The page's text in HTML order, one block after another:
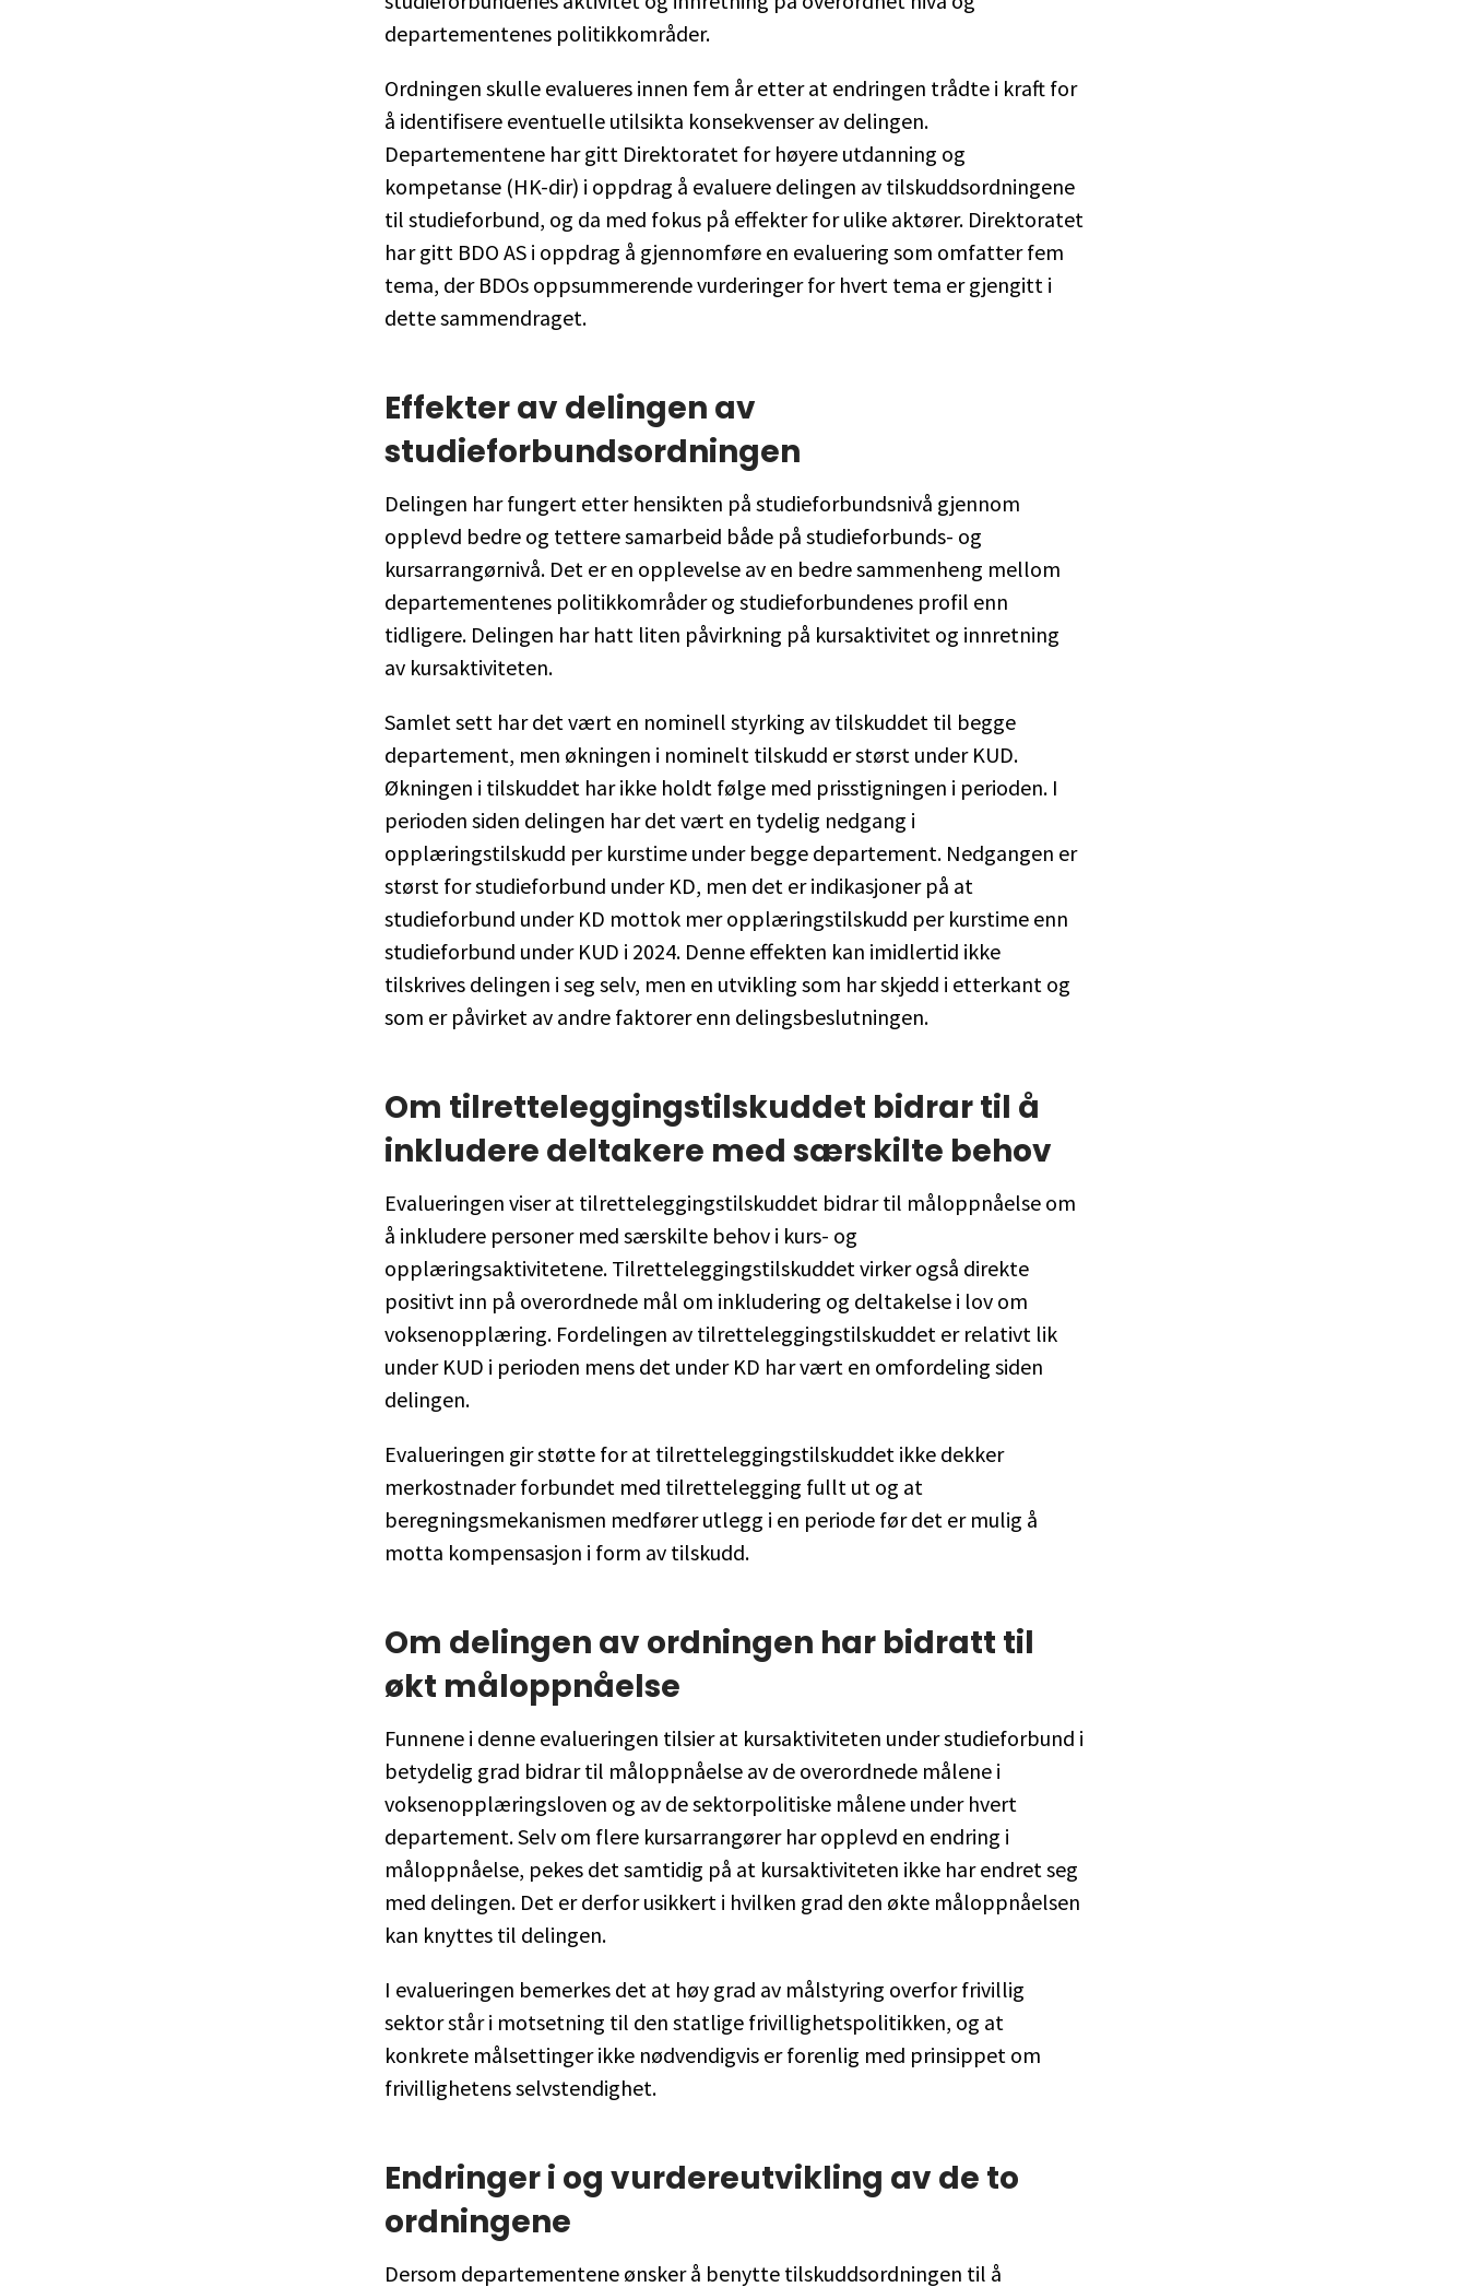
departementenes politikkområder.
Ordningen skulle evalueres innen fem år etter at endringen trådte i kraft for
å identifisere eventuelle utilsikta konsekvenser av delingen.
Departementene har gitt Direktoratet for høyere utdanning og
kompetanse (HK-dir) i oppdrag å evaluere delingen av tilskuddsordningene
til studieforbund, og da med fokus på effekter for ulike aktører. Direktoratet
har gitt BDO AS i oppdrag å gjennomføre en evaluering som omfatter fem
tema, der BDOs oppsummerende vurderinger for hvert tema er gjengitt i
dette sammendraget.
Effekter av delingen av
studieforbundsordningen
Delingen har fungert etter hensikten på studieforbundsnivå gjennom
opplevd bedre og tettere samarbeid både på studieforbunds- og
kursarrangørnivå. Det er en opplevelse av en bedre sammenheng mellom
departementenes politikkområder og studieforbundenes profil enn
tidligere. Delingen har hatt liten påvirkning på kursaktivitet og innretning
av kursaktiviteten.
Samlet sett har det vært en nominell styrking av tilskuddet til begge
departement, men økningen i nominelt tilskudd er størst under KUD.
Økningen i tilskuddet har ikke holdt følge med prisstigningen i perioden. I
perioden siden delingen har det vært en tydelig nedgang i
opplæringstilskudd per kurstime under begge departement. Nedgangen er
størst for studieforbund under KD, men det er indikasjoner på at
studieforbund under KD mottok mer opplæringstilskudd per kurstime enn
studieforbund under KUD i 2024. Denne effekten kan imidlertid ikke
tilskrives delingen i seg selv, men en utvikling som har skjedd i etterkant og
som er påvirket av andre faktorer enn delingsbeslutningen.
Om tilretteleggingstilskuddet bidrar til å
inkludere deltakere med særskilte behov
Evalueringen viser at tilretteleggingstilskuddet bidrar til måloppnåelse om
å inkludere personer med særskilte behov i kurs- og
opplæringsaktivitetene. Tilretteleggingstilskuddet virker også direkte
positivt inn på overordnede mål om inkludering og deltakelse i lov om
voksenopplæring. Fordelingen av tilretteleggingstilskuddet er relativt lik
under KUD i perioden mens det under KD har vært en omfordeling siden
delingen.
Evalueringen gir støtte for at tilretteleggingstilskuddet ikke dekker
merkostnader forbundet med tilrettelegging fullt ut og at
beregningsmekanismen medfører utlegg i en periode før det er mulig å
motta kompensasjon i form av tilskudd.
Om delingen av ordningen har bidratt til
økt måloppnåelse
Funnene i denne evalueringen tilsier at kursaktiviteten under studieforbund i
betydelig grad bidrar til måloppnåelse av de overordnede målene i
voksenopplæringsloven og av de sektorpolitiske målene under hvert
departement. Selv om flere kursarrangører har opplevd en endring i
måloppnåelse, pekes det samtidig på at kursaktiviteten ikke har endret seg
med delingen. Det er derfor usikkert i hvilken grad den økte måloppnåelsen
kan knyttes til delingen.
I evalueringen bemerkes det at høy grad av målstyring overfor frivillig
sektor står i motsetning til den statlige frivillighetspolitikken, og at
konkrete målsettinger ikke nødvendigvis er forenlig med prinsippet om
frivillighetens selvstendighet.
Endringer i og vurdereutvikling av de to
ordningene
Dersom departementene ønsker å benytte tilskuddsordningen til å